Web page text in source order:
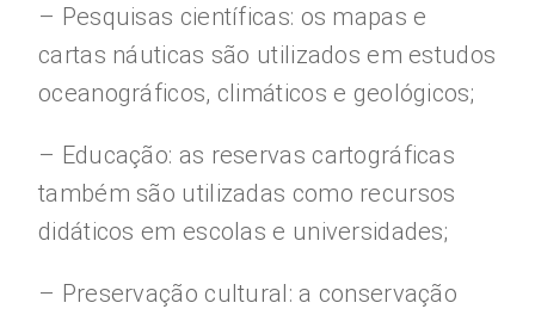
– Pesquisas científicas: os mapas e
cartas náuticas são utilizados em estudos
oceanográficos, climáticos e geológicos;
– Educação: as reservas cartográficas
também são utilizadas como recursos
didáticos em escolas e universidades;
– Preservação cultural: a conservação